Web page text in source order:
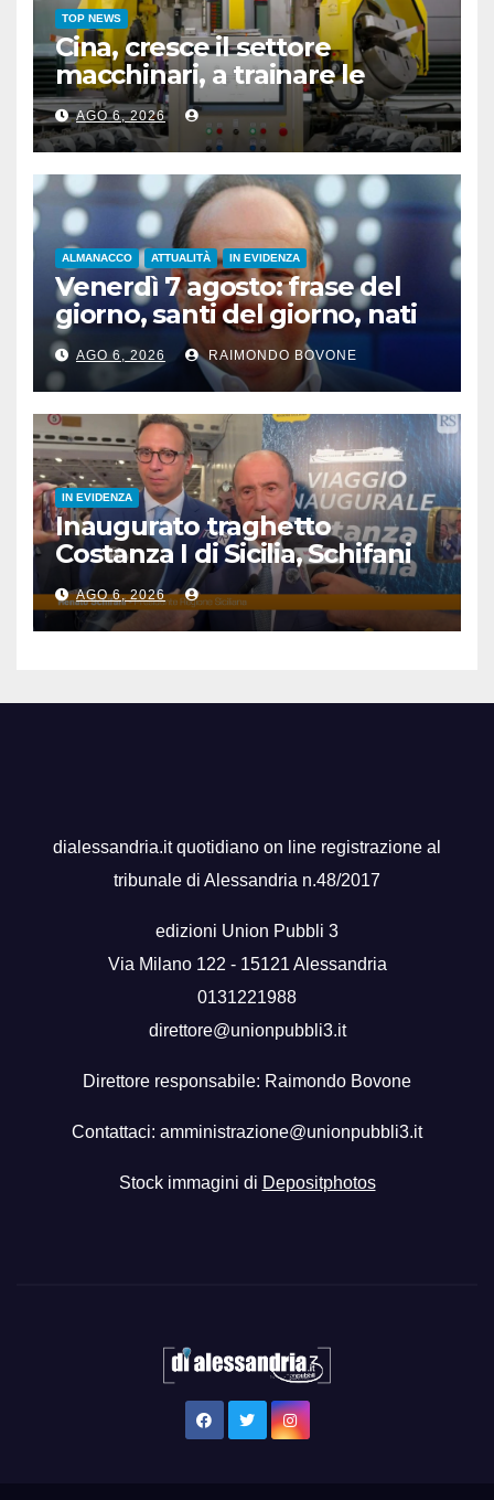
TOP NEWS
Cina, cresce il settore
macchinari, a trainare le
“attrezzature intelligenti”
AGO 6, 2026
ALMANACCO ATTUALITÀ IN EVIDENZA
Venerdì 7 agosto: frase del
giorno, santi del giorno, nati
famosi, accadde oggi
AGO 6, 2026 RAIMONDO BOVONE
IN EVIDENZA
Inaugurato traghetto
Costanza I di Sicilia, Schifani
“Mantenuto impegni presi”
AGO 6, 2026
dialessandria.it quotidiano on line registrazione al
tribunale di Alessandria n.48/2017
edizioni Union Pubbli 3
Via Milano 122 - 15121 Alessandria
0131221988
direttore@unionpubbli3.it
Direttore responsabile: Raimondo Bovone
Contattaci: amministrazione@unionpubbli3.it
Stock immagini di Depositphotos